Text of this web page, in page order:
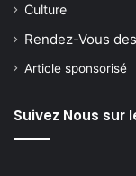
Culture
Rendez-Vous
Article sponsorisé
Suivez Nous sur